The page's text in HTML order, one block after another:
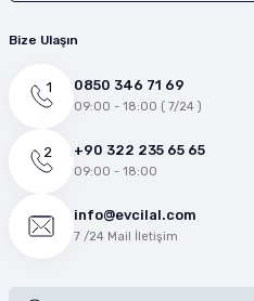
Bize Ulaşın
0850 346 71 69
09:00 - 18:00 ( 7/24 )
+90 322 235 65 65
09:00 - 18:00
info@evcilal.com
7 /24 Mail İletişim